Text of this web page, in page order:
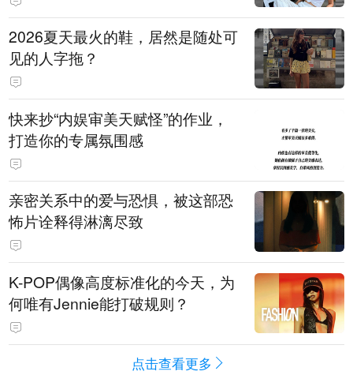
2026夏天最火的鞋，居然是随处可
见的人字拖？
快来抄“内娱审美天赋怪”的作业，
打造你的专属氛围感
亲密关系中的爱与恐惧，被这部恐
怖片诠释得淋漓尽致
K-POP偶像高度标准化的今天，为
何唯有Jennie能打破规则？
点击查看更多